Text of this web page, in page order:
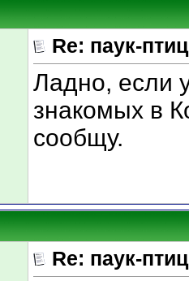
Re: паук-
Ладно, если
знакомых в
сообщу.
Re: паук-